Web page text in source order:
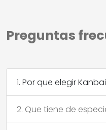
Preguntas
1. Por que elegir
2. Que tiene de